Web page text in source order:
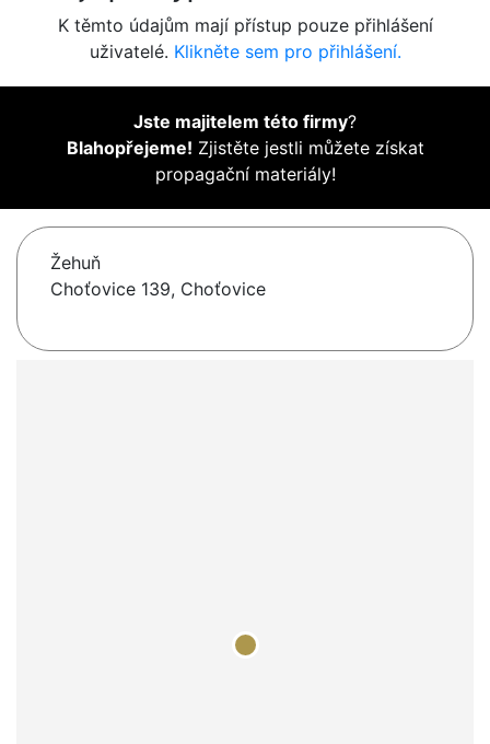
K těmto údajům mají přístup pouze přihlášení
uživatelé. Klikněte sem pro přihlášení.
Jste majitelem této firmy?
Blahopřejeme! Zjistěte jestli můžete získat
propagační materiály!
Žehuň
Choťovice 139, Choťovice